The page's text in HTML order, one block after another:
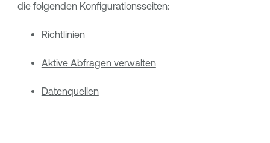
die folgenden Konfigurationsseiten:
Richtlinien
Aktive Abfragen verwalten
Datenquellen